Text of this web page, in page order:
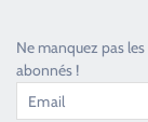
Ne manquez pas
abonnés !